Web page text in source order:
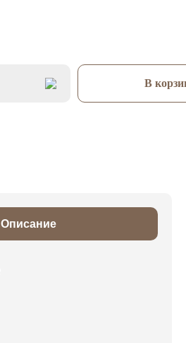
В
Описание